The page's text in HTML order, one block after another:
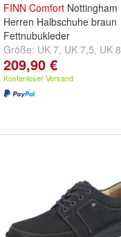
FINN Comfort Nottingham
Herren Halbschuhe braun
Fettnubukleder
Größe: UK 7, UK 7,5, UK 8
undweitere ...
209,90 €
Kostenloser Versand